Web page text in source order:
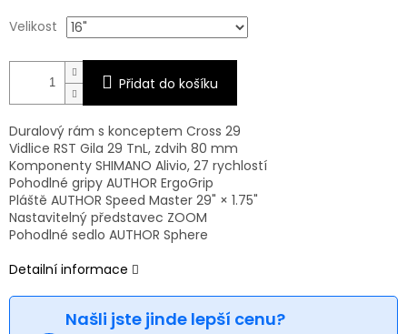
Velikost
Přidat do košíku
Duralový rám s konceptem Cross 29
Vidlice RST Gila 29 TnL, zdvih 80 mm
Komponenty SHIMANO Alivio, 27 rychlostí
Pohodlné gripy AUTHOR ErgoGrip
Pláště AUTHOR Speed Master 29" × 1.75"
Nastavitelný představec ZOOM
Pohodlné sedlo AUTHOR Sphere
Detailní informace
Našli jste jinde lepší cenu?